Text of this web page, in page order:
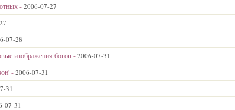
- 2006-07-27
07-28
изображения богов - 2006-07-31
-2006-07-31
31
07-31